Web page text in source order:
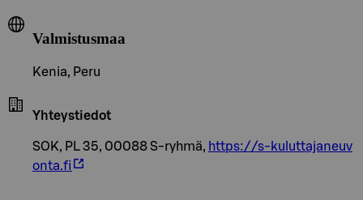
Valmistusmaa
Kenia, Peru
Yhteystiedot
SOK, PL 35, 00088 S-ryhmä, https://s-kuluttajaneuv
onta.fi